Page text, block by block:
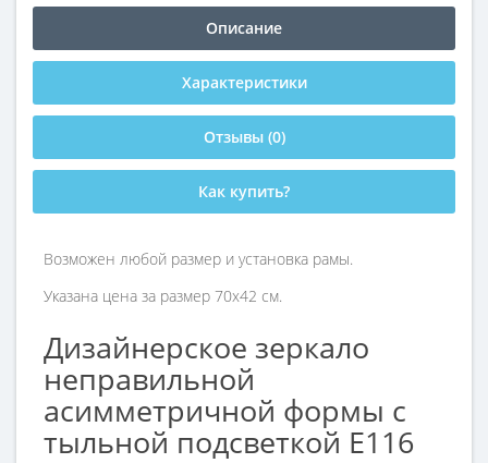
Описание
Характеристики
Отзывы (0)
Как купить?
Возможен любой размер и установка рамы.
Указана цена за размер 70х42 см.
Дизайнерское зеркало
неправильной
асимметричной формы с
тыльной подсветкой E116